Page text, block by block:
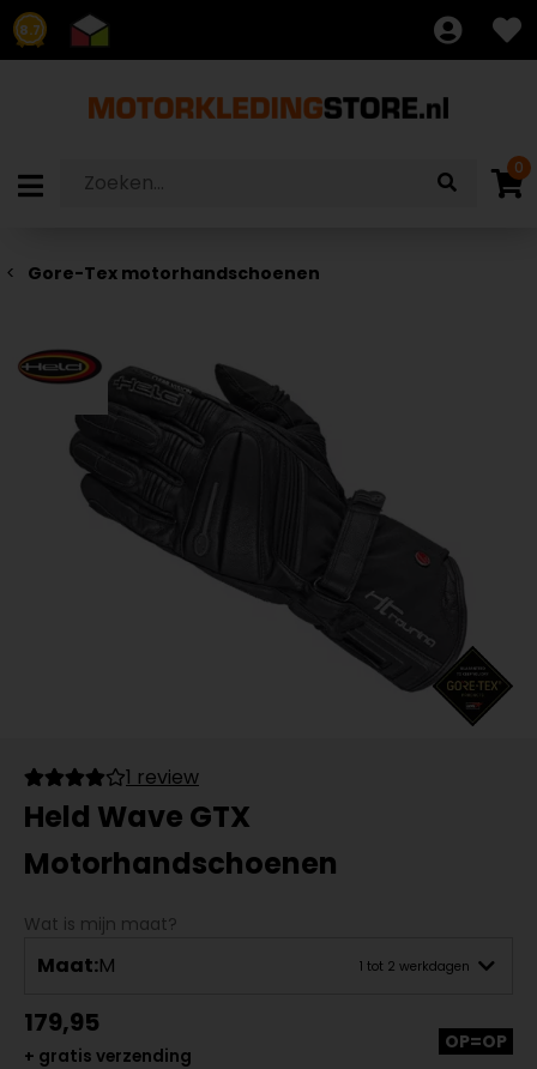
8.7
0
Gore-Tex motorhandschoenen
1 review
Held Wave GTX
Motorhandschoenen
Wat is mijn maat?
Maat:M 1 tot 2 werkdagen
179,95
+ gratis verzending
OP=OP